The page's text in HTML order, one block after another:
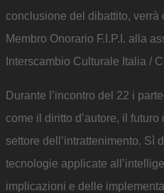
conclusione del dibattito, verrà
Membro Onorario F.I.P.I. alla
Interscambio Culturale Italia /
Durante l’incontro del 22 i
come il diritto d’autore, il futuro
settore dell’intrattenimento. Sì
tecnologie applicate
implicazioni e delle